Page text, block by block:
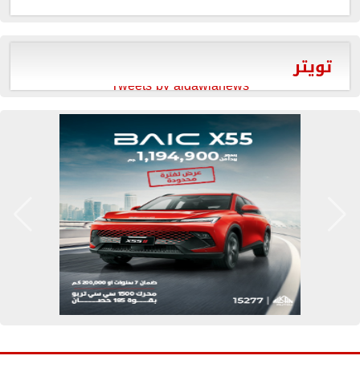
تويتر
Tweets by aldawlanews